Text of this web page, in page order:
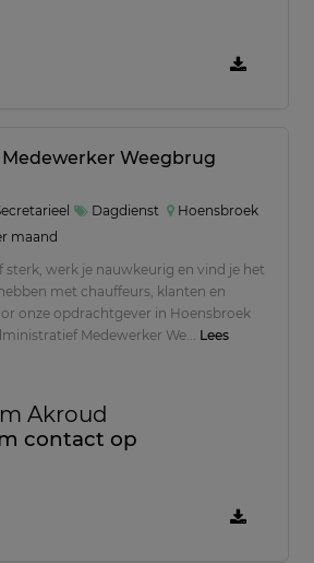
Weegbrug
Dagdienst
Hoensbroek
maand
sterk, werk je nauwkeurig en vind je het
met chauffeurs, klanten en
onze opdrachtgever in Hoensbroek
Medewerker We... Lees
Akroud
contact op